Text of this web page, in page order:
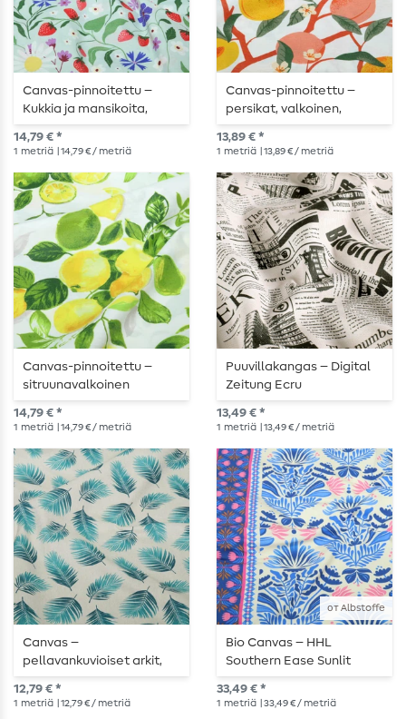
Canvas-pinnoitettu –
Kukkia ja mansikoita,
minttu, monivärinen
14,79 € *
1 metriä | 14,79 € / metriä
Canvas-pinnoitettu –
persikat, valkoinen,
monivärinen
13,89 € *
1 metriä | 13,89 € / metriä
Canvas-pinnoitettu –
sitruunavalkoinen
14,79 € *
1 metriä | 14,79 € / metriä
Puuvillakangas – Digital
Zeitung Ecru
13,49 € *
1 metriä | 13,49 € / metriä
Canvas –
pellavankuvioiset arkit,
beige
12,79 € *
1 metriä | 12,79 € / metriä
от Albstoffe
Bio Canvas – HHL
Southern Ease Sunlit
Botanica beige-sininen
33,49 € *
1 metriä | 33,49 € / metriä